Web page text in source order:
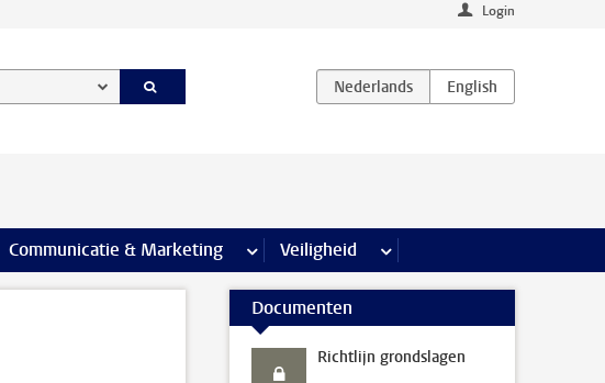
Login
Onderzoek pagina’s
Communicatie & Marketing meer Communicatie & Marketing pagina’s
Veiligheid meer Veiligheid pagina’s
Documenten
Richtlijn grondslagen